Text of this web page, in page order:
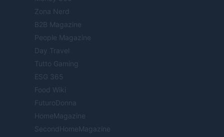
Zona Nerd
B2B Magazine
People Magazine
Day Travel
Tutto Gaming
ESG 365
Food Wiki
FuturoDonna
HomeMagazine
SecondHomeMagazine